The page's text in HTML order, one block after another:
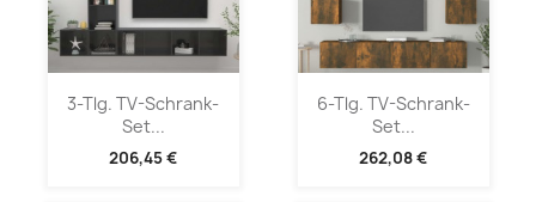
3-Tlg. TV-Schrank-
Set...
206,45 €
6-Tlg. TV-Schrank-
Set...
262,08 €